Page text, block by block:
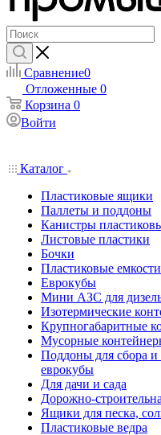
Сравнение0
Отложенные 0
Корзина 0
Войти
Каталог
Пластиковые ящики
Паллеты и поддоны
Канистры
Листовые пластики
Бочки
Пластиковые емкости
Еврокубы
Мини АЗС для
Изотермические
Крупногабаритные
Мусорные
Поддоны для сбора и
еврокубы
Для дачи и сада
Дорожно-
Ящики для песка,
Пластиковые ведра